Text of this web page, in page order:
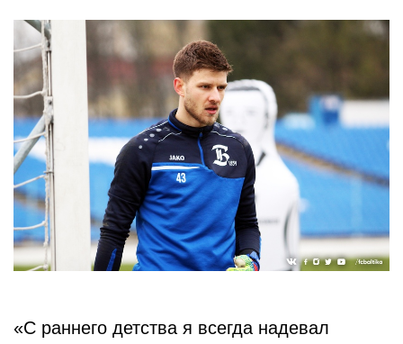
«С раннего детства я всегда надевал